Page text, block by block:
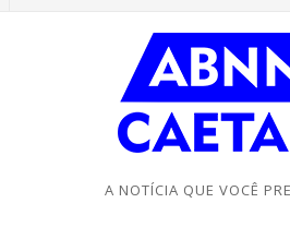
A NOTÍCIA QUE VOCÊ